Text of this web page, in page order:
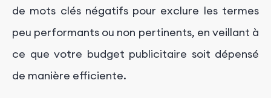
de mots clés négatifs pour exclure les termes
peu performants ou non pertinents, en veillant à
ce que votre budget publicitaire soit dépensé
de manière efficiente.